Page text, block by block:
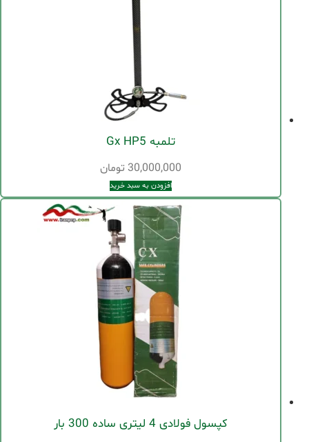
تلمبه Gx HP5
30,000,000 تومان
افزودن به سبد خرید
کپسول فولادی 4 لیتری ساده 300 بار